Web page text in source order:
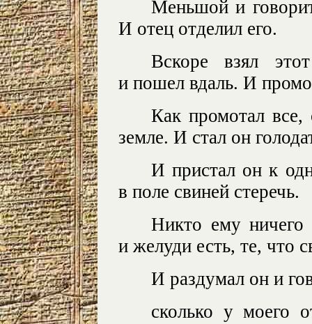
Меньшой и
И отец отделил его.
Вскоре взял
и пошел вдаль. И
Как промотал все,
земле. И стал он
И пристал он к
в поле свиней стеречь.
Никто ему
и желуди есть, те, что
И раздумал он и
сколько у моего